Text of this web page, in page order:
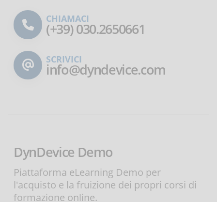
CHIAMACI
(+39) 030.2650661
SCRIVICI
info@dyndevice.com
DynDevice Demo
Piattaforma eLearning Demo per
l'acquisto e la fruizione dei propri corsi di
formazione online.